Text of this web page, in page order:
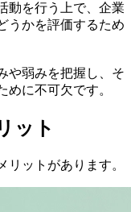
動を行う上で、企業
うかを評価するため
や弱みを把握し、そ
に不可欠です。
ット
ットがあります。